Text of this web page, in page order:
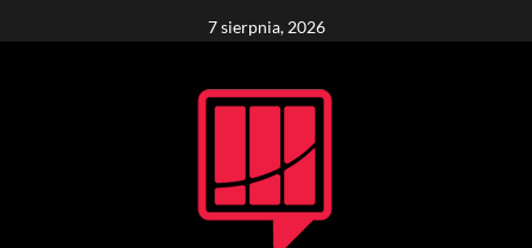
to
7 sierpnia, 2026